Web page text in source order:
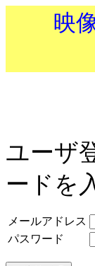
映
ユーザ
ードを
メールアドレス
パスワード